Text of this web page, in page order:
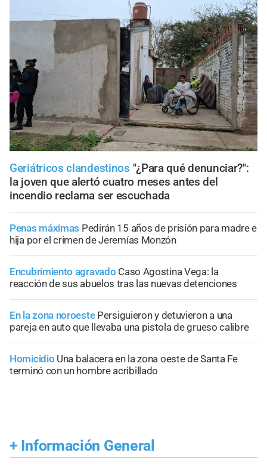
Geriátricos clandestinos "¿Para qué denunciar?":
la joven que alertó cuatro meses antes del
incendio reclama ser escuchada
Penas máximas Pedirán 15 años de prisión para madre e
hija por el crimen de Jeremías Monzón
Encubrimiento agravado Caso Agostina Vega: la
reacción de sus abuelos tras las nuevas detenciones
En la zona noroeste Persiguieron y detuvieron a una
pareja en auto que llevaba una pistola de grueso calibre
Homicidio Una balacera en la zona oeste de Santa Fe
terminó con un hombre acribillado
+ Información General